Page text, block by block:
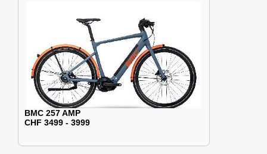
BMC 257 AMP
CHF 3499 - 3999